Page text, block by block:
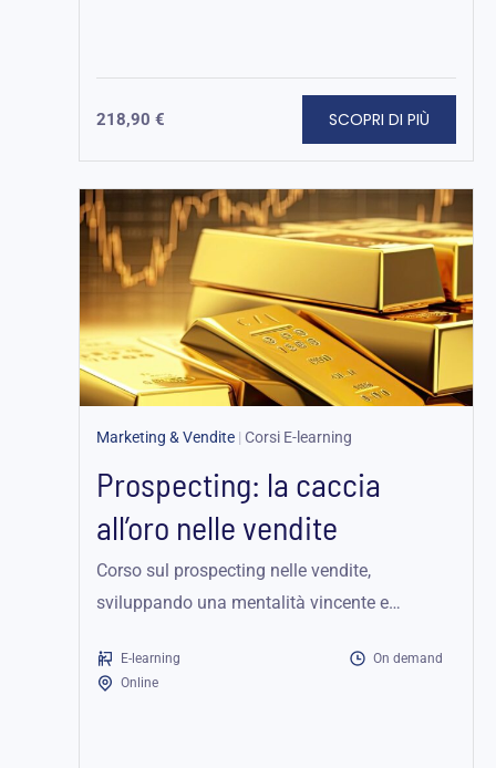
218,90 € SCOPRI DI PIÙ
Marketing & Vendite | Corsi E-learning
Prospecting: la caccia
all’oro nelle vendite
Corso sul prospecting nelle vendite,
sviluppando una mentalità vincente e
rispondere ai prospect di alto...
E-learning
On demand
Online